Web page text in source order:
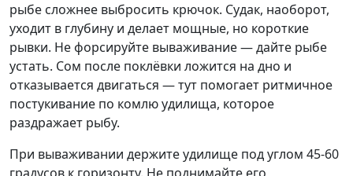
рыбе сложнее выбросить крючок. Судак, наоборот,
уходит в глубину и делает мощные, но короткие
рывки. Не форсируйте вываживание — дайте рыбе
устать. Сом после поклёвки ложится на дно и
отказывается двигаться — тут помогает ритмичное
постукивание по комлю удилища, которое
раздражает рыбу.
При вываживании держите удилище под углом 45-60